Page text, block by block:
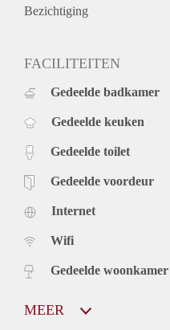
Bezichtiging
FACILITEITEN
Gedeelde badkamer
Gedeelde keuken
Gedeelde toilet
Gedeelde voordeur
Internet
Wifi
Gedeelde woonkamer
MEER